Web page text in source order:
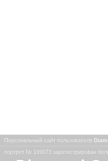
Персональный сайт пользователя
портрет № 199073 зарегистрирован